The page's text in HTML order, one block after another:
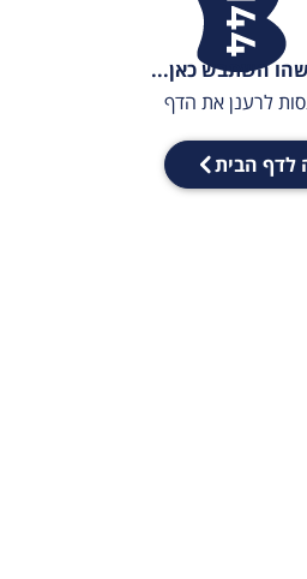
השתבש כאן...
לרענן את הדף
לדף הבית